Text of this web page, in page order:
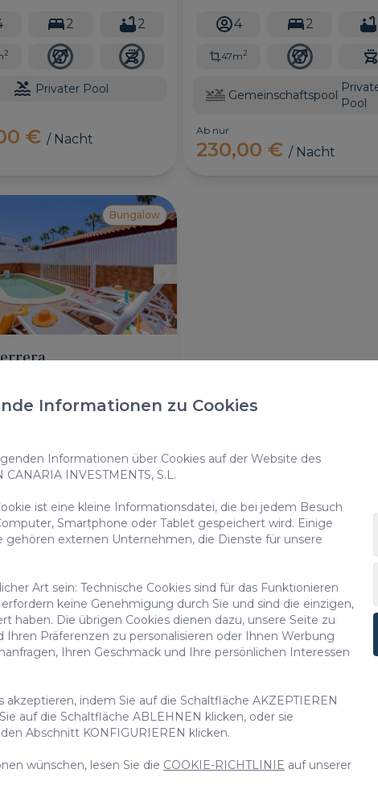
vom Strand von San
im Süden von Gran Canaria
2 2
2
Privater Pool
€ / Nacht
Personen.
4 2
47m2
Gemeinschaftspool
Pool
Ab nur
230,00 € / Nacht
Bungalow
Pool in Playa del Inglés,
2
Privater Pool
€
Unterkünfte FAQ
abonnieren
Informationen zu Cookies
Informationen über Cookies auf der Website des
INVESTMENTS, S.L.
ist eine kleine Informationsdatei, die bei jedem Besuch
Smartphone oder Tablet gespeichert wird. Einige
gehören externen Unternehmen, die Dienste für unsere
Art sein: Technische Cookies sind für das Funktionieren
keine Genehmigung durch Sie und sind die einzigen,
haben. Die übrigen Cookies dienen dazu, unsere Seite zu
Ihren Präferenzen zu personalisieren oder Ihnen Werbung
Ihren Geschmack und Ihre persönlichen Interessen
akzeptieren, indem Sie auf die Schaltfläche AKZEPTIEREN
auf die Schaltfläche ABLEHNEN klicken, oder sie
Abschnitt KONFIGURIEREN klicken.
wünschen, lesen Sie die COOKIE-RICHTLINIE auf unserer